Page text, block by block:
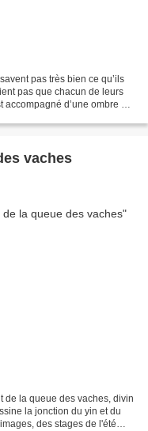
pas très bien ce qu’ils
pas que chacun de leurs
d’une ombre de
vaches
de la queue des vaches, divin
la jonction du yin et du
des stages de l'été